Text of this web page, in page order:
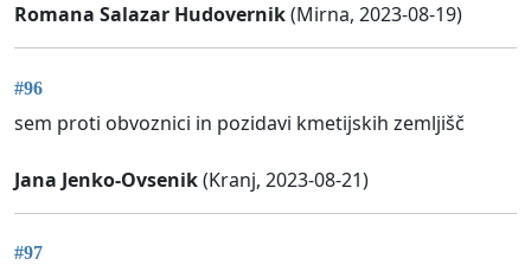
Romana Salazar Hudovernik(Mirna, 2023-08-19)
#96
sem proti obvoznici in pozidavi kmetijskih zemljišč
Jana Jenko-Ovsenik(Kranj, 2023-08-21)
#97